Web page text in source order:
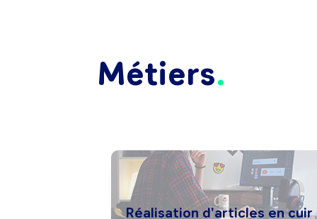
Métiers
Réalisation d'articles en cuir